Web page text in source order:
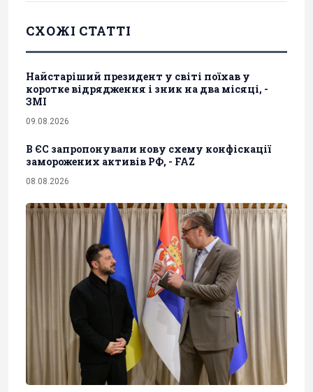
СХОЖІ СТАТТІ
Найстаріший президент у світі поїхав у
коротке відрядження і зник на два місяці, -
ЗМІ
09.08.2026
В ЄС запропонували нову схему конфіскації
заморожених активів РФ, - FAZ
08.08.2026